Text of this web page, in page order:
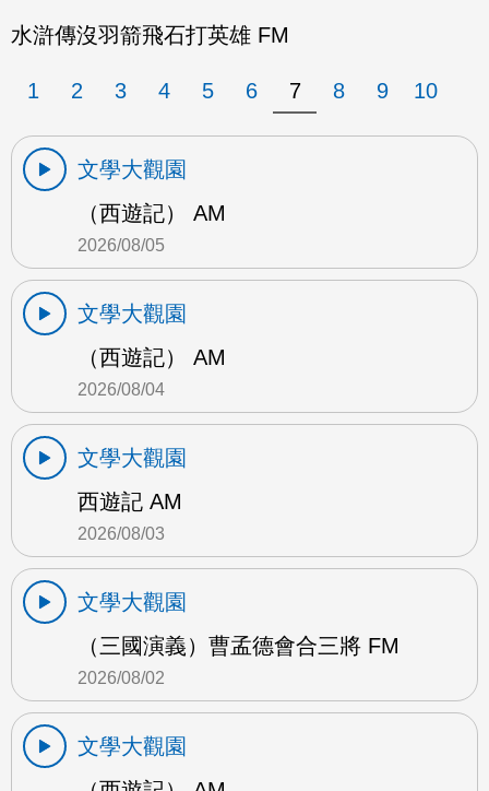
水滸傳沒羽箭飛石打英雄 FM
1 2 3 4 5 6 7 8 9 10
文學大觀園
（西遊記） AM
2026/08/05
文學大觀園
（西遊記） AM
2026/08/04
文學大觀園
西遊記 AM
2026/08/03
文學大觀園
（三國演義）曹孟德會合三將 FM
2026/08/02
文學大觀園